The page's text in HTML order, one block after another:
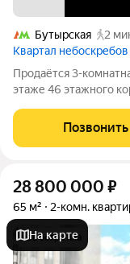
Бутырская
2
Квартал
Продаётся 3-
этаже 46 этажного
отделка,с видом на
бульвар, детский сад,
Позвонить
28 800 000 ₽
65 м² 2-комн.
новостройка
На карте